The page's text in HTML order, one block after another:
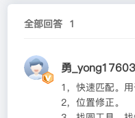
全部回答 1
勇_yong17603
1，快速匹配。
2，位置修正。